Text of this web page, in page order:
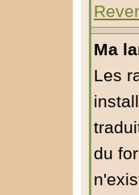
Ma
Les
du